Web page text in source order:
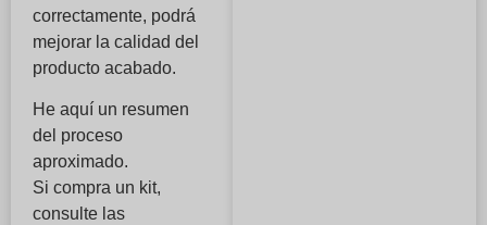
correctamente, podrá
mejorar la calidad del
producto acabado.
He aquí un resumen
del proceso
aproximado.
Si compra un kit,
consulte las